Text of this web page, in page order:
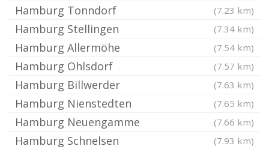
Hamburg Tonndorf (7.23 km)
Hamburg Stellingen (7.34 km)
Hamburg Allermöhe (7.54 km)
Hamburg Ohlsdorf (7.57 km)
Hamburg Billwerder (7.63 km)
Hamburg Nienstedten (7.65 km)
Hamburg Neuengamme (7.66 km)
Hamburg Schnelsen (7.93 km)